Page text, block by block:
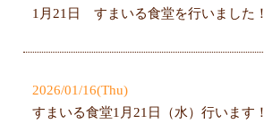
1月21日 すまいる食堂を行いました！
2026/01/16(Thu)
すまいる食堂1月21日（水）行います！